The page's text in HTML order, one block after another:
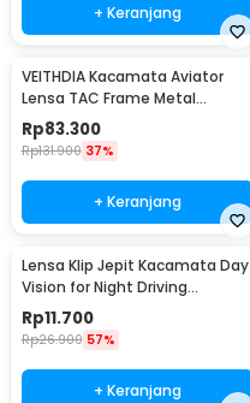
+ Keranjang
VEITHDIA Kacamata Aviator
Lensa TAC Frame Metal
Polarized Sunglasses - V3088
Rp83.300
Rp131.900 37%
+ Keranjang
Lensa Klip Jepit Kacamata Day
Vision for Night Driving
Polarized
Rp11.700
Rp26.900 57%
+ Keranjang